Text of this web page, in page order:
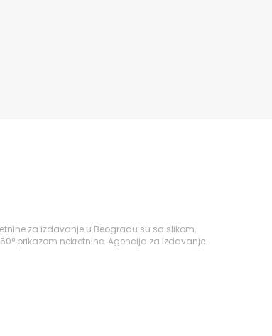
za izdavanje u Beogradu su sa slikom,
prikazom nekretnine. Agencija za izdavanje